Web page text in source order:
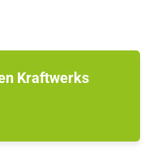
Kraftwerks